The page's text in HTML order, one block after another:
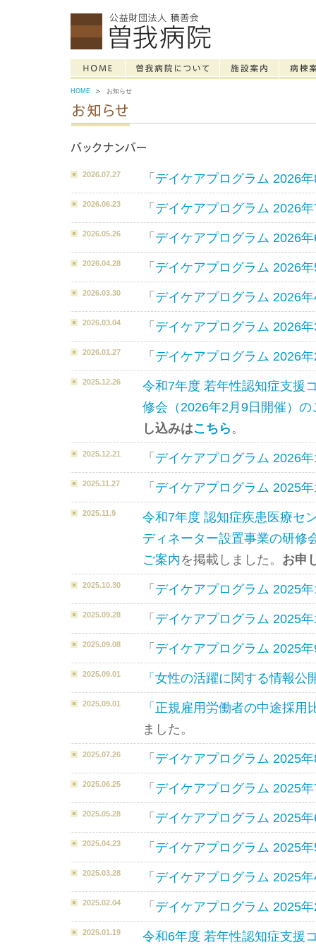
HOME お知らせ
2026.07.27 「 デイケアプログラム 2026
2026.06.23 「 デイケアプログラム 2026
2026.05.26 「 デイケアプログラム 2026
2026.04.28 「 デイケアプログラム 2026
2026.03.30 「 デイケアプログラム 2026
2026.03.04 「 デイケアプログラム 2026
2026.01.27 「 デイケアプログラム 2026
2025.12.26
令和7年度 若年性認知症支援
修会（2026年2⽉9⽇開催）の
し込みはこちら 。
2025.12.21 「 デイケアプログラム 2026
2025.11.27 「 デイケアプログラム 2025
2025.11.9
令和7年度 認知症疾患医療セ
ディネーター設置事業の研修
ご案内を掲載しました。 お申
2025.10.30 「 デイケアプログラム 2025
2025.09.28 「 デイケアプログラム 2025
2025.09.08 「 デイケアプログラム 2025
2025.09.01 「女性の活躍に関する情報公
2025.09.01
「正規雇用労働者の中途採用
ました。
2025.07.26 「 デイケアプログラム 2025
2025.06.25 「 デイケアプログラム 2025
2025.05.28 「 デイケアプログラム 2025
2025.04.23 「 デイケアプログラム 2025
2025.03.28 「 デイケアプログラム 2025
2025.02.04 「 デイケアプログラム 2025
2025.01.19
令和6年度 若年性認知症支援